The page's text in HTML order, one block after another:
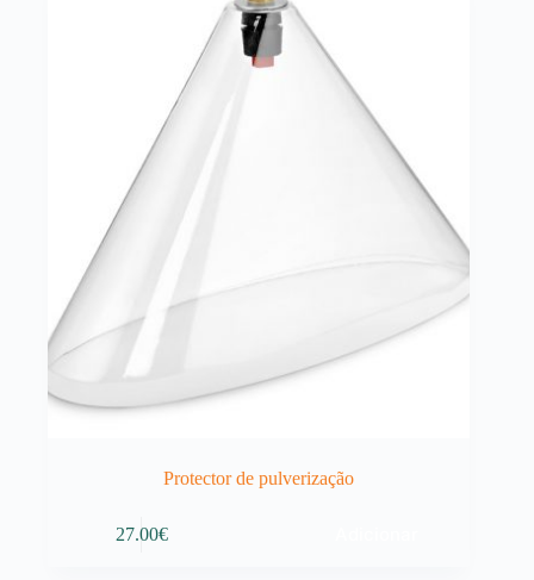
Protector de pulverização
27.00€